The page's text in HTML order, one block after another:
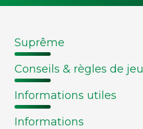
Suprême
Conseils & règles de jeu
Informations utiles
Informations